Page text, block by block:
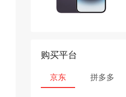
购买平台
京东 拼多多